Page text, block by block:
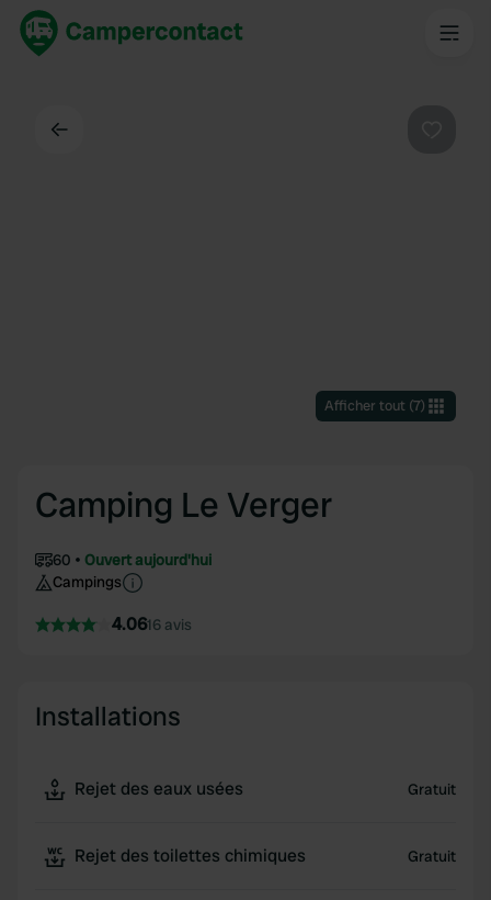
Afficher tout(7)
Camping Le Verger
60
Ouvert aujourd'hui
Campings
4.0616 avis
Installations
Rejet des eaux usées Gratuit
Rejet des toilettes chimiques Gratuit